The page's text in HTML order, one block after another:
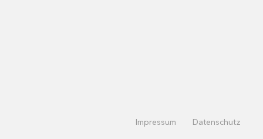
Impressum Datenschutz